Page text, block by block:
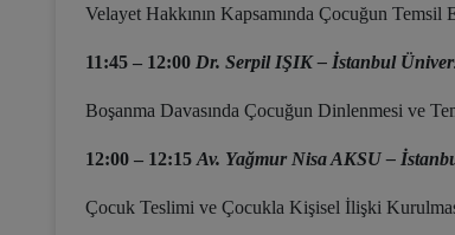
Velayet Hakkının Kapsamında Çocuğun
11:45 – 12:00 Dr. Serpil IŞIK – İstanbul
Boşanma Davasında Çocuğun Dinlenmesi ve
12:00 – 12:15 Av. Yağmur Nisa AKSU –
Çocuk Teslimi ve Çocukla Kişisel İlişki